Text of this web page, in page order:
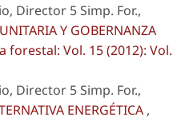
Director 5 Simp. For.,
Y GOBERNANZA
forestal: Vol. 15 (2012): Vol.
Director 5 Simp. For.,
ENERGÉTICA ,